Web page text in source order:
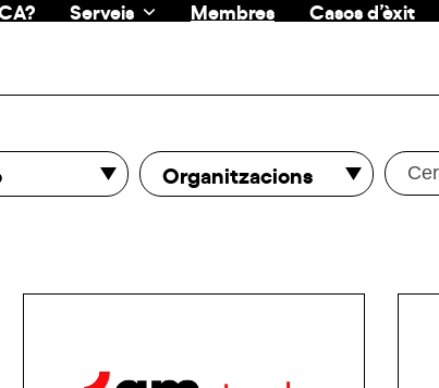
Serveis Membres Casos d’èxit
Organitzacions